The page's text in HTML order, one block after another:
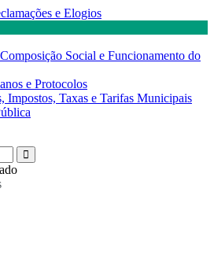
e Elogios
Social e Funcionamento do
e Protocolos
Impostos, Taxas e Tarifas Municipais